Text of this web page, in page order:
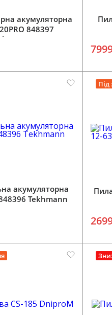
акумуляторна
848397
у кошик
акумуляторна
Tekhmann